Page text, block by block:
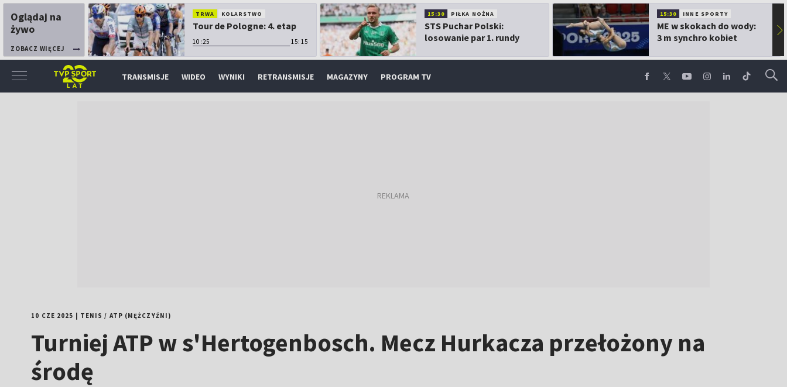
Oglądaj na
żywo
ZOBACZ WIĘCEJ
TRWA KOLARSTWO
Tour de Pologne: 4. etap
10:25 15:15
15:30 PIŁKA NOŻNA
STS Puchar Polski:
losowanie par 1. rundy
15:30 INNE SPORTY
ME w skokach do wody:
3 m synchro kobiet
▶
TRANSMISJE WIDEO WYNIKI RETRANSMISJE MAGAZYNY PROGRAM TV
10 CZE 2025 TENIS / ATP (MĘŻCZYŹNI)
Turniej ATP w s'Hertogenbosch. Mecz Hurkacza przełożony na
środę